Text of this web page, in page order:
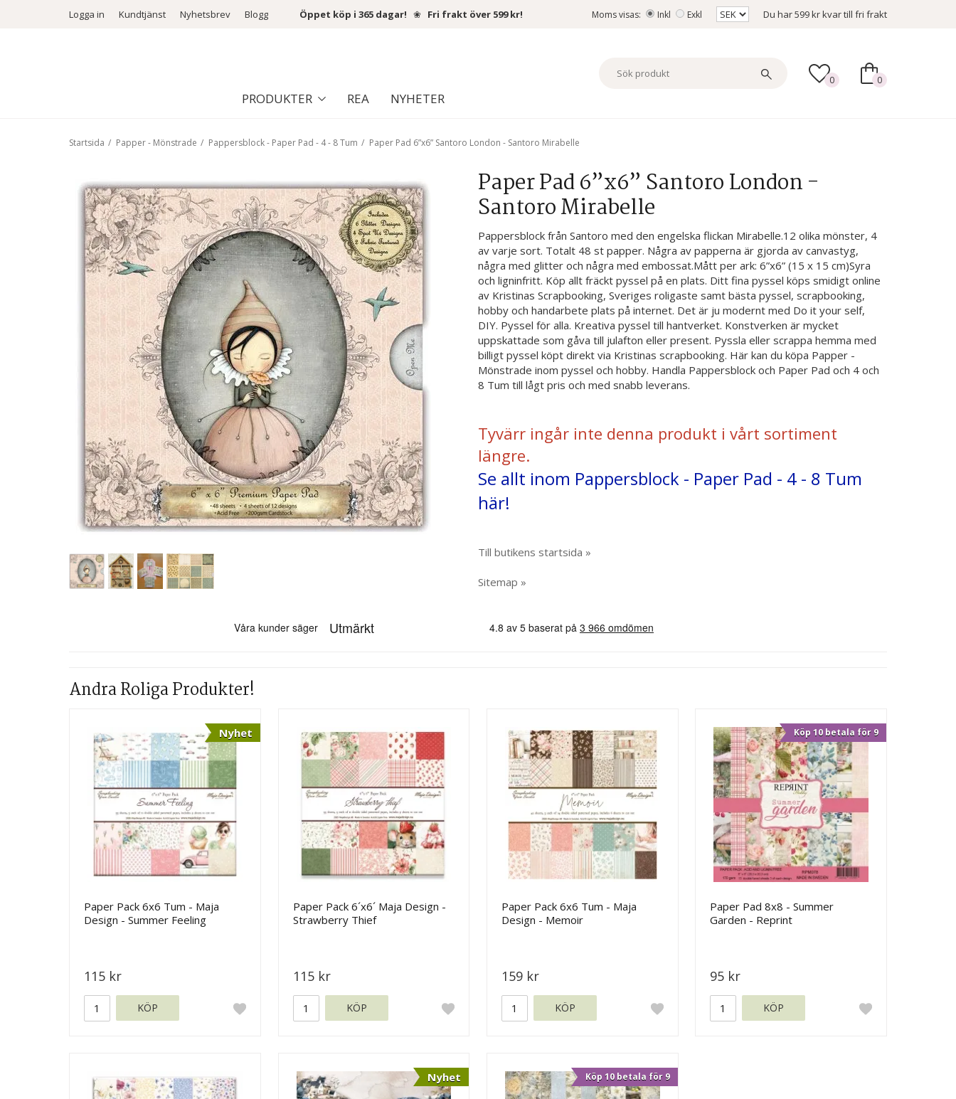
Logga in Kundtjänst Nyhetsbrev Blogg Öppet köp i 365 dagar! ❀ Fri frakt över 599 kr! Moms visas: Inkl Exkl Du har599 krkvar till fri frakt
PRODUKTER REA NYHETER
0 0
Startsida / Papper - Mönstrade / Pappersblock - Paper Pad - 4 - 8 Tum / Paper Pad 6”x6” Santoro London - Santoro Mirabelle
Paper Pad 6”x6” Santoro London -
Santoro Mirabelle
Pappersblock från Santoro med den engelska flickan Mirabelle.12 olika mönster, 4
av varje sort. Totalt 48 st papper. Några av papperna är gjorda av canvastyg,
några med glitter och några med embossat.Mått per ark: 6”x6” (15 x 15 cm)Syra
och ligninfritt. Köp allt fräckt pyssel på en plats. Ditt fina pyssel köps smidigt online
av Kristinas Scrapbooking, Sveriges roligaste samt bästa pyssel, scrapbooking,
hobby och handarbete plats på internet. Det är ju modernt med Do it your self,
DIY. Pyssel för alla. Kreativa pyssel till hantverket. Konstverken är mycket
uppskattade som gåva till julafton eller present. Pyssla eller scrappa hemma med
billigt pyssel köpt direkt via Kristinas scrapbooking. Här kan du köpa Papper -
Mönstrade inom pyssel och hobby. Handla Pappersblock och Paper Pad och 4 och
8 Tum till lågt pris och med snabb leverans.
Tyvärr ingår inte denna produkt i vårt sortiment
längre.
Se allt inom Pappersblock - Paper Pad - 4 - 8 Tum
här!
Till butikens startsida »
Sitemap »
Andra Roliga Produkter!
Nyhet
Paper Pack 6x6 Tum - Maja
Design - Summer Feeling
115 kr
KÖP
Paper Pack 6´x6´ Maja Design -
Strawberry Thief
115 kr
KÖP
Paper Pack 6x6 Tum - Maja
Design - Memoir
159 kr
KÖP
Köp 10 betala för 9
Paper Pad 8x8 - Summer
Garden - Reprint
95 kr
KÖP
Nyhet Köp 10 betala för 9